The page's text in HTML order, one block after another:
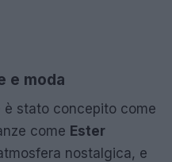
e moda
è stato concepito come
come Ester
nostalgica, e